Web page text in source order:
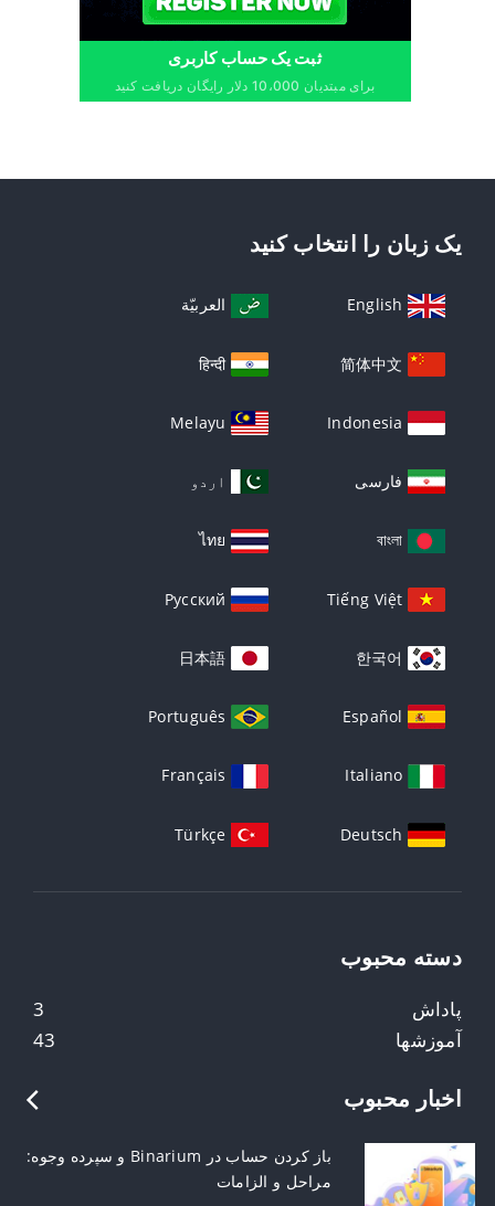
ثبت یک حساب کاربری
برای مبتدیان 10،000 دلار رایگان دریافت کنید
یک زبان را انتخاب کنید
English العربيّة
简体中文
हिन्दी
Indonesia
Melayu
فارسی اردو
বাংলা
ไทย
Tiếng Việt
Русский
한국어
日本語
Español
Português
Italiano
Français
Deutsch
Türkçe
دسته محبوب
3
پاداش
43
آموزشها
اخبار محبوب
باز کردن حساب در Binarium و سپرده وجوه:
مراحل و الزامات